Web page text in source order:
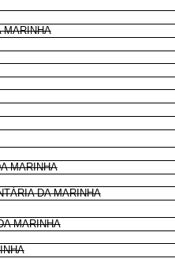
MARINHA
MARINHA
DA MARINHA
MARINHA